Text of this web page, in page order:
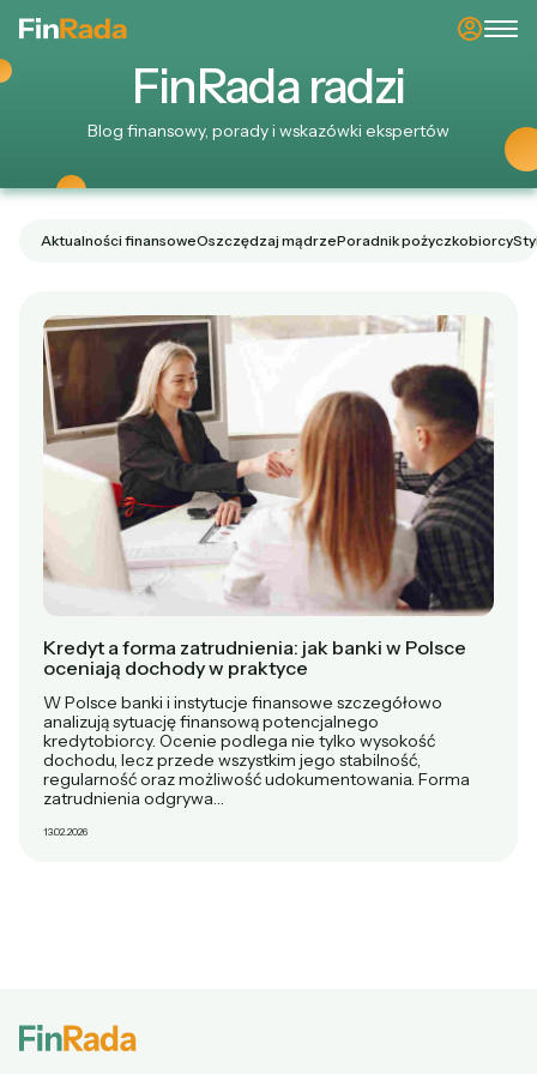
FinRada radzi
Blog finansowy, porady i wskazówki ekspertów
Aktualności finansoweOszczędzaj mądrzePoradnik pożyczkobiorcy
Kredyt a forma zatrudnienia: jak banki w Polsce
oceniają dochody w praktyce
W Polsce banki i instytucje finansowe szczegółowo
analizują sytuację finansową potencjalnego
kredytobiorcy. Ocenie podlega nie tylko wysokość
dochodu, lecz przede wszystkim jego stabilność,
regularność oraz możliwość udokumentowania. Forma
zatrudnienia odgrywa…
13.02.2026